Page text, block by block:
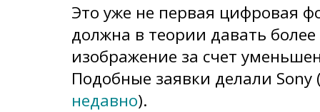
Это уже не первая цифровая
должна в теории давать
изображение за счет
Подобные заявки делали Sony
недавно).